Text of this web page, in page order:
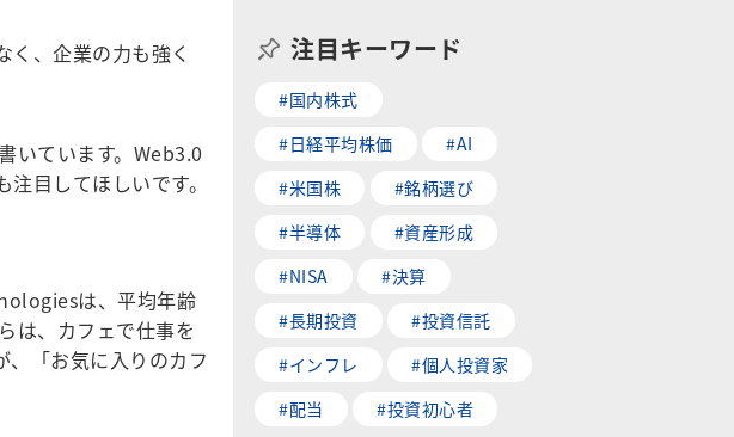
、企業の力も強く
いています。Web3.0
目してほしいです。
は、平均年齢
は、カフェで仕事を
、「お気に入りのカフ
注目キーワード
#国内株式
#日経平均株価
#AI
#米国株
#銘柄選び
#半導体
#資産形成
#NISA
#決算
#長期投資
#投資信託
#インフレ
#個人投資家
#配当
#投資初心者